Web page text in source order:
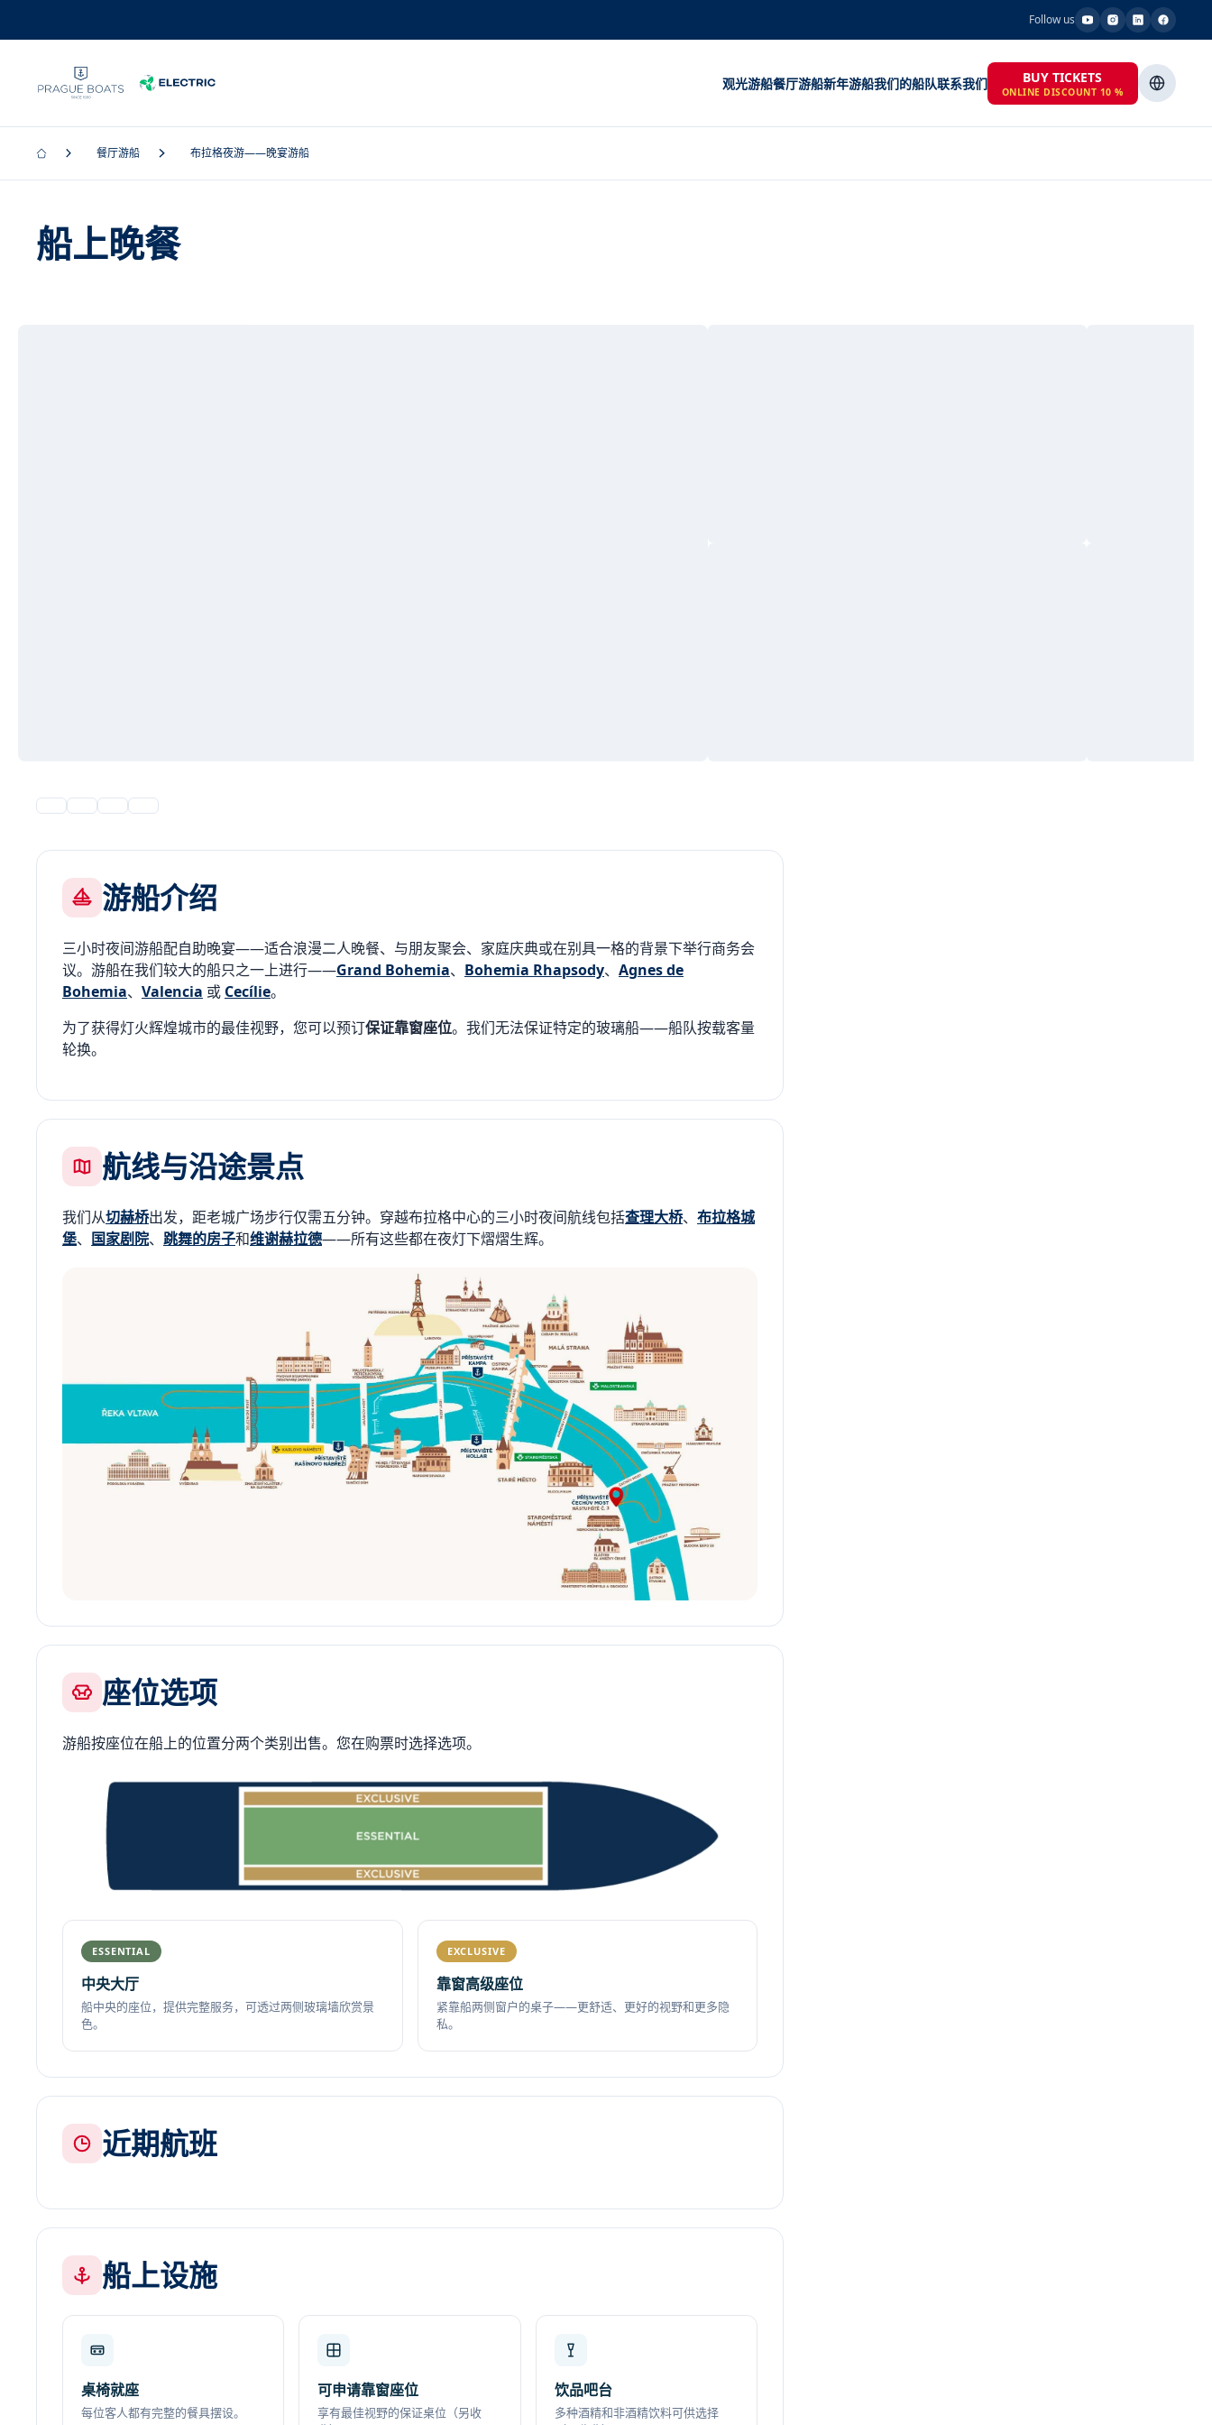
Follow us
观光游船餐厅游船新年游船我们的船队联系我们 BUY TICKETS
ONLINE DISCOUNT 10 %
餐厅游船 布拉格夜游——晚宴游船
船上晚餐
游船介绍
三小时夜间游船配自助晚宴——适合浪漫二人晚餐、与朋友聚会、家庭庆典或在别具一格的背景下举行商务会
议。游船在我们较大的船只之一上进行——Grand Bohemia、 Bohemia Rhapsody、 Agnes de
Bohemia、 Valencia 或 Cecílie。
为了获得灯火辉煌城市的最佳视野，您可以预订保证靠窗座位。我们无法保证特定的玻璃船——船队按载客量
轮换。
航线与沿途景点
我们从切赫桥出发，距老城广场步行仅需五分钟。穿越布拉格中心的三小时夜间航线包括查理大桥、 布拉格城
堡、 国家剧院、 跳舞的房子和维谢赫拉德——所有这些都在夜灯下熠熠生辉。
座位选项
游船按座位在船上的位置分两个类别出售。您在购票时选择选项。
ESSENTIAL
中央大厅
船中央的座位，提供完整服务，可透过两侧玻璃墙欣赏景
色。
EXCLUSIVE
靠窗高级座位
紧靠船两侧窗户的桌子——更舒适、更好的视野和更多隐
私。
近期航班
船上设施
桌椅就座
每位客人都有完整的餐具摆设。
可申请靠窗座位
享有最佳视野的保证桌位（另收
饮品吧台
多种酒精和非酒精饮料可供选择